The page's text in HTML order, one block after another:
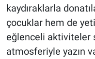
kaydıraklarla
çocuklar hem de
eğlenceli aktiviteler
atmosferiyle yazın